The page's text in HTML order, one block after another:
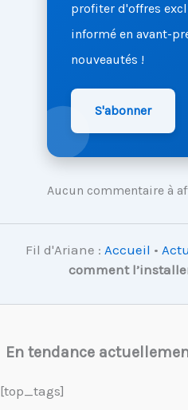
profiter d'offres
informé en avant-
nouveautés !
S'abonner
Aucun commentaire à
Fil d'Ariane : Accueil • Actu
comment
En tendance
[top_tags]